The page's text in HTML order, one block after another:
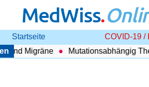
MedWiss.
Startseite COVID-19 /
Migräne Mutationsabhängig